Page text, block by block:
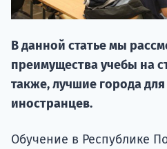
В данной статье мы
преимущества учебы на
также, лучшие города
иностранцев.
Обучение в Республике